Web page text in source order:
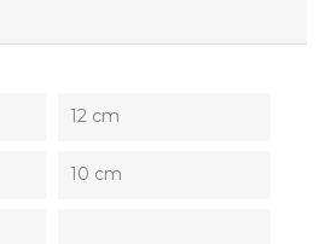
12 cm
10 cm